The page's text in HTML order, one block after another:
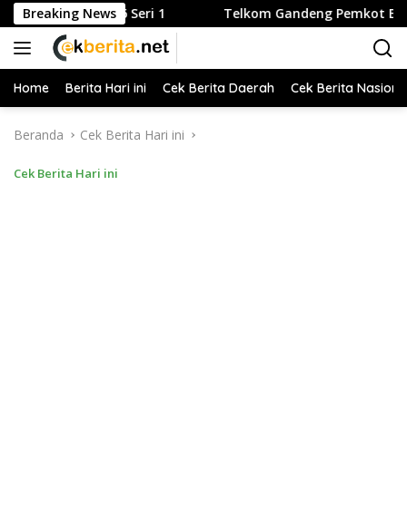
Langsung
ke
konten
Breaking News
1 Telkom Gandeng Pemkot Bogor dan LAZ Harfa
Home Berita Hari ini Cek Berita Daerah Cek Berita
Beranda Cek Berita Hari ini
Cek Berita Hari ini